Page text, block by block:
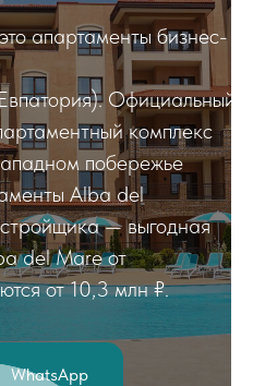
апартаменты бизнес-
Официальный
комплекс
побережье
Alba del
— выгодная
del Mare от
от 10,3 млн ₽.
WhatsApp